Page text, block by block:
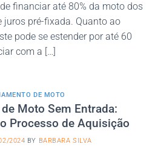
financiar até 80% da moto dos
juros pré-fixada. Quanto ao
pode se estender por até 60
com a […]
DE MOTO
Moto Sem Entrada:
Processo de Aquisição
2024 BY BARBARA SILVA